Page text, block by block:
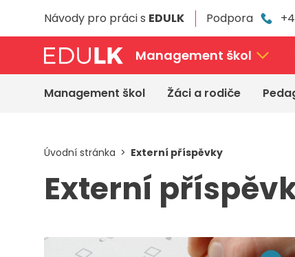
Návody pro práci s EDULK Podpora
Management škol
Management škol Žáci a rodiče
Úvodní stránka Externí příspěvky
Externí